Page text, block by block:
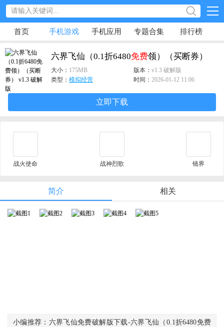
首页 手机游戏 手机应用 专题合集 排行榜
六界飞仙（0.1折6480免费领）（买断券）
大小： 175MB 版本： v1.3 破解版
类型： 模拟经营 时间： 2026-01-12 11:06
立即下载
战火使命 战神烈歌 镜界
简介 相关
小编推荐：六界飞仙免费破解版下载-六界飞仙（0.1折6480免费